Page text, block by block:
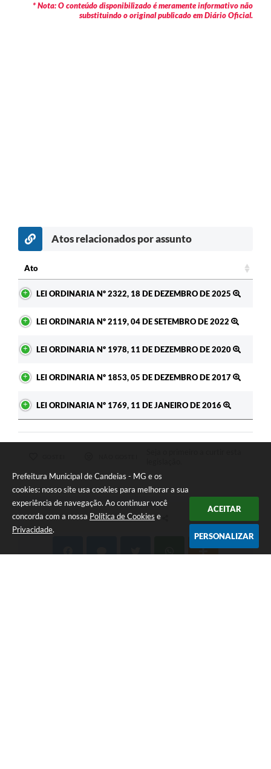
Prefeitura Municipal de Candeias - MG e os
cookies: nosso site usa cookies para melhorar a sua
experiência de navegação. Ao continuar você
concorda com a nossa Política de Cookies e
Privacidade.
ACEITAR
PERSONALIZAR
* Nota: O conteúdo disponibilizado é meramente informativo não
substituindo o original publicado em Diário Oficial.
Atos relacionados por assunto
Ato
LEI ORDINARIA Nº 2322, 18 DE DEZEMBRO DE 2025
LEI ORDINARIA Nº 2119, 04 DE SETEMBRO DE 2022
LEI ORDINARIA Nº 1978, 11 DE DEZEMBRO DE 2020
LEI ORDINARIA Nº 1853, 05 DE DEZEMBRO DE 2017
LEI ORDINARIA Nº 1769, 11 DE JANEIRO DE 2016
COMPARTILHAR